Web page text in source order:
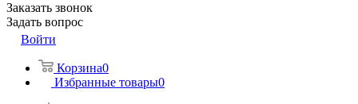
Заказать звонок
Задать вопрос
Войти
Корзина0
Избранные товары0